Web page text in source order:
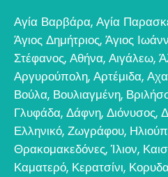
Αγία Βαρβάρα, Αγία
Άγιος Δημήτριος, Άγιος
Στέφανος, Αθήνα, Αιγάλεω,
Αργυρούπολη, Αρτέμιδα,
Βούλα, Βουλιαγμένη,
Γλυφάδα, Δάφνη, Διόνυσος,
Ελληνικό, Ζωγράφου,
Θρακομακεδόνες,Ίλιον,
Καματερό, Κερατσίνι,